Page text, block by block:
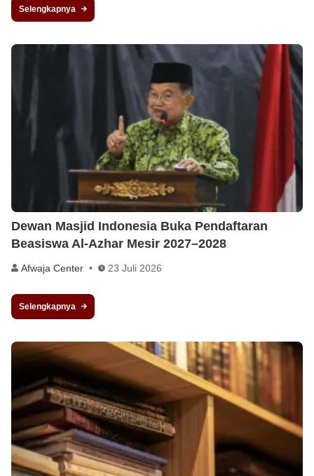
Selengkapnya
Dewan Masjid Indonesia Buka Pendaftaran
Beasiswa Al-Azhar Mesir 2027–2028
Afwaja Center 23 Juli 2026
Selengkapnya